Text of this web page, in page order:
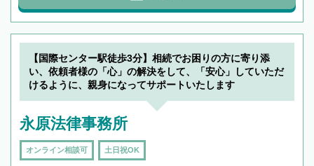
【国際センター駅徒歩3分】相続でお困りの方に寄り添
い、依頼者様の「心」の解決をして、「安心」していただ
けるように、親身になってサポートいたします
永原法律事務所
オンライン相談可 土日祝OK